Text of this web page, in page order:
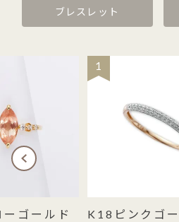
ブレスレット
ゴールド
1
K18ピンクゴ